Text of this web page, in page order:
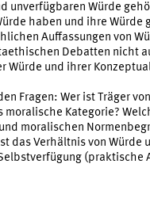
unverfügbaren Würde
haben und ihre Würde
Auffassungen von
Debatten nicht
Würde und ihrer
Fragen: Wer ist Träger
moralische Kategorie?
moralischen
das Verhältnis von Würde